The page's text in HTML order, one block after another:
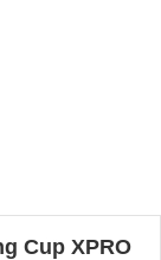
Cup XPRO